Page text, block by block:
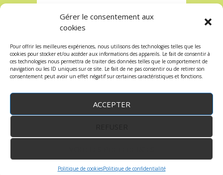
Gérer le consentement aux
cookies
Pour offrir les meilleures expériences, nous utilisons des technologies telles que les
cookies pour stocker et/ou accéder aux informations des appareils. Le fait de consentir à
ces technologies nous permettra de traiter des données telles que le comportement de
navigation ou les ID uniques sur ce site. Le fait de ne pas consentir ou de retirer son
consentement peut avoir un effet négatif sur certaines caractéristiques et fonctions.
ACCEPTER
Politique de cookiesPolitique de confidentialité
lorcana
protègeprécommandesetsleeve
terre trois unlockursula étincelant
Copyright © 2023 robindesjeux.com -Mentions